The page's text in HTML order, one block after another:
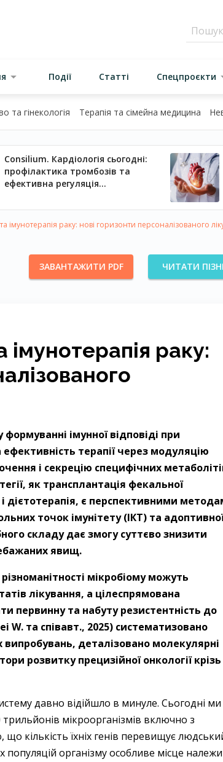
Події Статті Спецпроєкти
та гінекологія Терапія та сімейна медицина
Consilium. Кардіологія сьогодні:
профілактика тромбозів та
ефективна регуляція
імунотерапія раку: нові горизонти персоналізованого
ЗАВАНТАЖИТИ PDF ЧИТАТИ
раку:
імунної відповіді при
терапії через модуляцію
і секрецію специфічних
як трансплантація фекальної
дієтотерапія, є перспективними
точок імунітету (ІКТ) та
складу дає змогу суттєво знизити
явищ.
мікробіому можуть
лікування, а цілеспрямована
первинну та набуту резистентність до
W. та співавт., 2025) систематизовано
випробувань, деталізовано молекулярні
розвитку прецизійної онкології крізь
давно відійшло в минуле. Сьогодні ми
мікроорганізмів включно з
кількість їхніх генів перевищує
популяцій організму особливе місце